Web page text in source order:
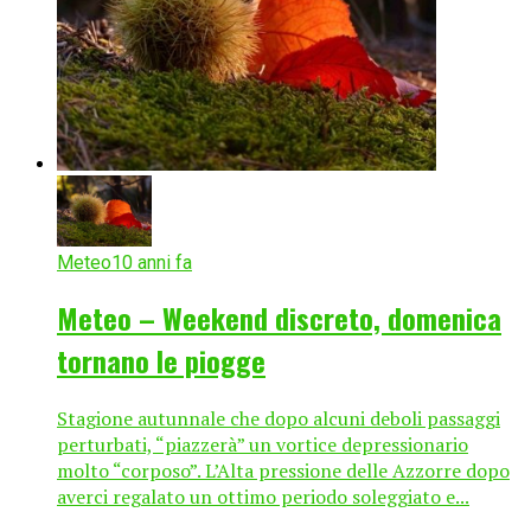
Meteo10 anni fa
Meteo – Weekend discreto, domenica
tornano le piogge
Stagione autunnale che dopo alcuni deboli passaggi
perturbati, “piazzerà” un vortice depressionario
molto “corposo”. L’Alta pressione delle Azzorre dopo
averci regalato un ottimo periodo soleggiato e...